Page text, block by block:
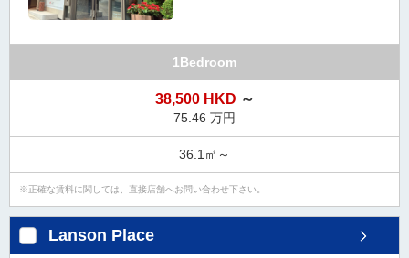
1Bedroom
38,500 HKD ～
75.46 万円
36.1㎡～
正確な賃料に関しては、直接店舗へお問い合わせ下さい。
Lanson Place